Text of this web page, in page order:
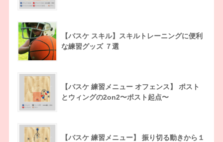
【バスケ スキル】スキルトレーニングに便利
な練習グッズ ７選
【バスケ 練習メニュー オフェンス】 ポスト
とウィングの2on2〜ポスト起点〜
【バスケ 練習メニュー】 振り切る動きから１